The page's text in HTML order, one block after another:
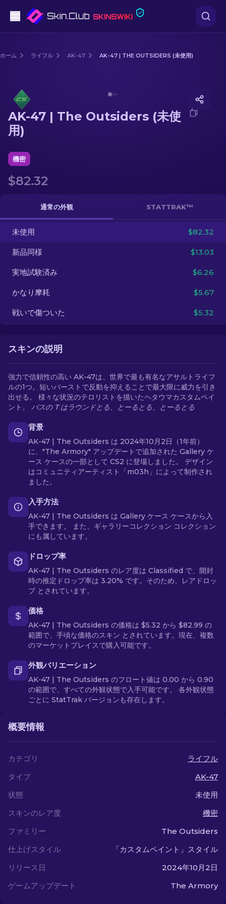
スナイパーライフル
その他
JA
ホーム ライフル AK-47 AK-47 | THE OUTSIDERS (未使用)
AK-47 | The Outsiders (未使
用)
機密
$82.32
通常の外観 STATTRAK™
未使用 $82.32
新品同様 $13.03
実地試験済み $6.26
かなり摩耗 $5.67
戦いで傷ついた $5.32
スキンの説明
強力で信頼性の高い AK-47は、世界で最も有名なアサルトライフ
ルの1つ。短いバーストで反動を抑えることで最大限に威力を引き
出せる。 様々な状況のテロリストを描いたヘタウマカスタムペイ
ント。 バスの T はラウンドとる、とーるとる、とーるとる
背景
AK-47 | The Outsiders は 2024年10月2日（1年前）
に、"The Armory" アップデートで追加された Gallery ケ
ース ケースの一部として CS2 に登場しました。 デザイン
はコミュニティアーティスト「m03h」によって制作され
ました。
入手方法
AK-47 | The Outsiders は Gallery ケース ケースから入
手できます。 また、ギャラリーコレクション コレクション
にも属しています。
ドロップ率
AK-47 | The Outsiders のレア度は Classified で、開封
時の推定ドロップ率は 3.20% です。そのため、レアドロッ
プ とされています。
価格
AK-47 | The Outsiders の価格は $5.32 から $82.99 の
範囲で、手頃な価格のスキン とされています。現在、複数
のマーケットプレイスで購入可能です。
外観バリエーション
AK-47 | The Outsiders のフロート値は 0.00 から 0.90
の範囲で、すべての外観状態で入手可能です。 各外観状態
ごとに StatTrak バージョンも存在します。
概要情報
カテゴリ
ライフル
タイプ
AK-47
状態
未使用
スキンのレア度
機密
ファミリー
The Outsiders
仕上げスタイル
「カスタムペイント」スタイル
リリース日
2024年10月2日
ゲームアップデート
The Armory